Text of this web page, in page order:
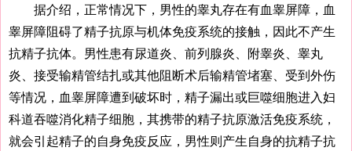
据介绍，正常情况下，男性的睾丸存在有血睾屏障，血
睾屏障阻碍了精子抗原与机体免疫系统的接触，因此不产生
抗精子抗体。男性患有尿道炎、前列腺炎、附睾炎、睾丸
炎、接受输精管结扎或其他阻断术后输精管堵塞、受到外伤
等情况，血睾屏障遭到破坏时，精子漏出或巨噬细胞进入妇
科道吞噬消化精子细胞，其携带的精子抗原激活免疫系统，
就会引起精子的自身免疫反应，男性则产生自身的抗精子抗